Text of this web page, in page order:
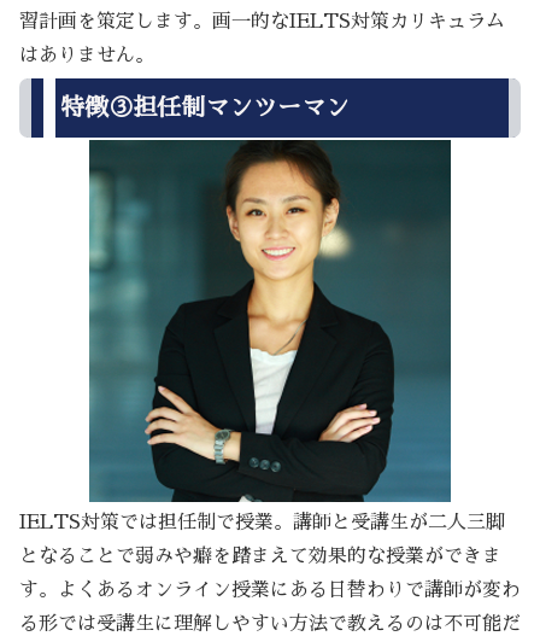
習計画を策定します。画一的なIELTS対策カリキュラム
はありません。
特徴③担任制マンツーマン
IELTS対策では担任制で授業。講師と受講生が二人三脚
となることで弱みや癖を踏まえて効果的な授業ができま
す。よくあるオンライン授業にある日替わりで講師が変わ
る形では受講生に理解しやすい方法で教えるのは不可能だ